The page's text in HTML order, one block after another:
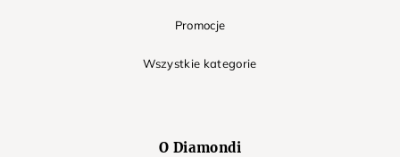
Promocje
Wszystkie kategorie
O Diamondi